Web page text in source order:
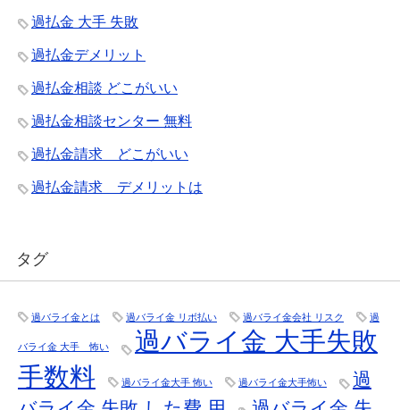
過払金 大手 失敗
過払金デメリット
過払金相談 どこがいい
過払金相談センター 無料
過払金請求 どこがいい
過払金請求 デメリットは
タグ
過バライ金とは 過バライ金 リボ払い 過バライ金会社 リスク 過
バライ金 大手 怖い
過バライ金 大手失敗
手数料
過バライ金大手 怖い 過バライ金大手怖い
過